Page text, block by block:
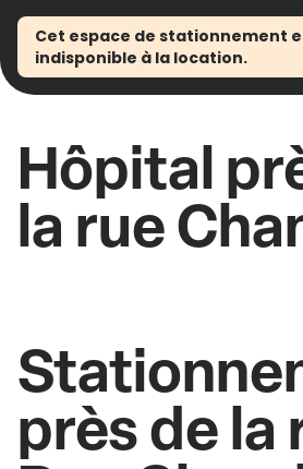
Cet espace de stationnement
indisponible à la location.
Hôpital
la rue
près de la